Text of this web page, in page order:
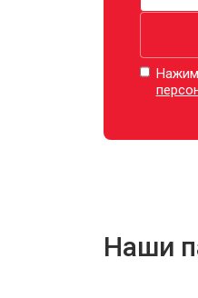
Наши